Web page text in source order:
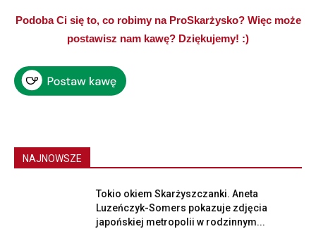
Podoba Ci się to, co robimy na ProSkarżysko? Więc może
postawisz nam kawę? Dziękujemy! :)
NAJNOWSZE
Tokio okiem Skarżyszczanki. Aneta
Luzeńczyk-Somers pokazuje zdjęcia
japońskiej metropolii w rodzinnym...